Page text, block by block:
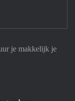
je makkelijk je